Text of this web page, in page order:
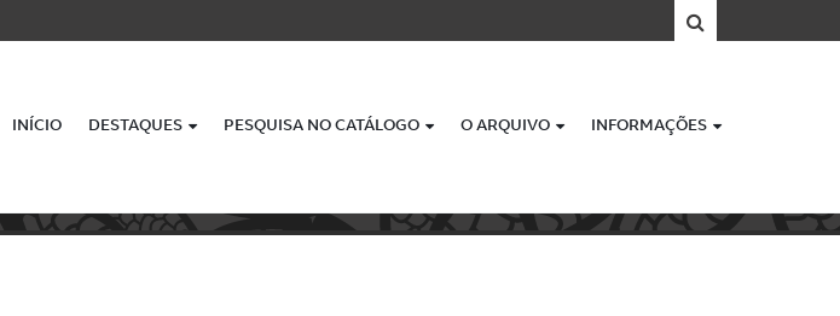
INÍCIO DESTAQUES PESQUISA NO CATÁLOGO O ARQUIVO INFORMAÇÕES